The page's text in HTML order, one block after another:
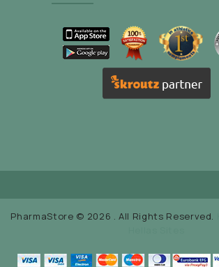
PharmaStore © 2026 . All Rights Reserved.